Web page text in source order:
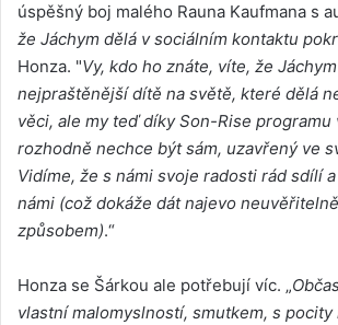
úspěšný boj malého Rauna Kaufmana s
že Jáchym dělá v sociálním kontaktu
Honza. "Vy, kdo ho znáte, víte, že
nejpraštěnější dítě na světě, které dělá
věci, ale my teď díky Son-Rise programu
rozhodně nechce být sám, uzavřený ve
Vidíme, že s námi svoje radosti rád sdílí
námi (což dokáže dát najevo
způsobem).“
Honza se Šárkou ale potřebují víc. „
vlastní malomyslností, smutkem, s pocity